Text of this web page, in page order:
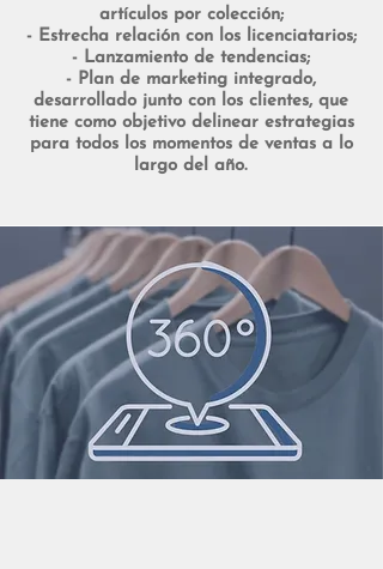
artículos por colección;
- Estrecha relación con los licenciatarios;
- Lanzamiento de tendencias;
- Plan de marketing integrado,
desarrollado junto con los clientes, que
tiene como objetivo delinear estrategias
para todos los momentos de ventas a lo
largo del año.